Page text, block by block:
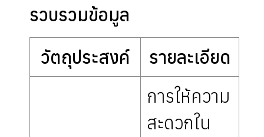
รวบรวมข้อมูล
วัตถุประสงค์
รายละเอียด
การให้ความ
สะดวกใน